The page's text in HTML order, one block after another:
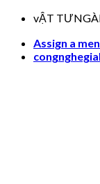
Skip
content
vẬT
Assign a